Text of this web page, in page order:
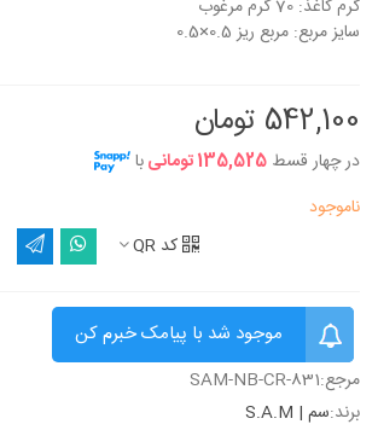
گرم کاغذ: 70 گرم مرغوب
سایز مربع: مربع ریز 0.5×0.5
542,100 تومان
در چهار قسط 135,525 تومانی با
ناموجود
کد QR
موجود شد با پیامک خبرم کن
مرجع:SAM-NB-CR-831
برند:سم | S.A.M